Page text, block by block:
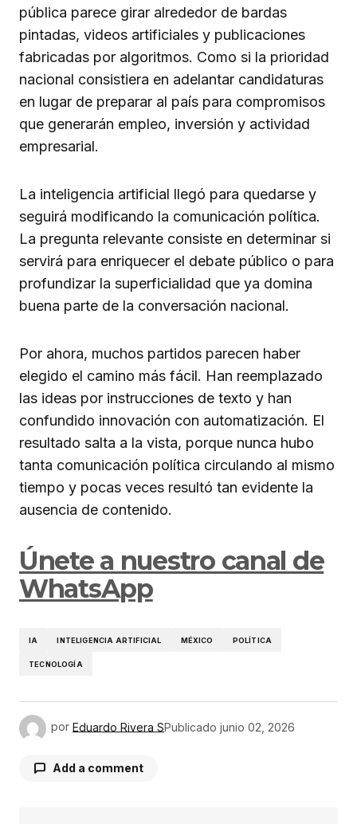
pública parece girar alrededor de bardas
pintadas, videos artificiales y publicaciones
fabricadas por algoritmos. Como si la prioridad
nacional consistiera en adelantar candidaturas
en lugar de preparar al país para compromisos
que generarán empleo, inversión y actividad
empresarial.
La inteligencia artificial llegó para quedarse y
seguirá modificando la comunicación política.
La pregunta relevante consiste en determinar si
servirá para enriquecer el debate público o para
profundizar la superficialidad que ya domina
buena parte de la conversación nacional.
Por ahora, muchos partidos parecen haber
elegido el camino más fácil. Han reemplazado
las ideas por instrucciones de texto y han
confundido innovación con automatización. El
resultado salta a la vista, porque nunca hubo
tanta comunicación política circulando al mismo
tiempo y pocas veces resultó tan evidente la
ausencia de contenido.
Únete a nuestro canal de
WhatsApp
IA INTELIGENCIA ARTIFICIAL MÉXICO POLÍTICA
TECNOLOGÍA
por Eduardo Rivera SPublicado junio 02, 2026
Add a comment